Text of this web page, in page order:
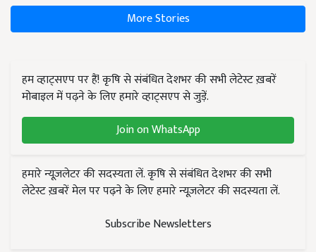
More Stories
हम व्हाट्सएप पर हैं! कृषि से संबंधित देशभर की सभी लेटेस्ट ख़बरें
मोबाइल में पढ़ने के लिए हमारे व्हाट्सएप से जुड़ें.
Join on WhatsApp
हमारे न्यूज़लेटर की सदस्यता लें. कृषि से संबंधित देशभर की सभी
लेटेस्ट ख़बरें मेल पर पढ़ने के लिए हमारे न्यूज़लेटर की सदस्यता लें.
Subscribe Newsletters